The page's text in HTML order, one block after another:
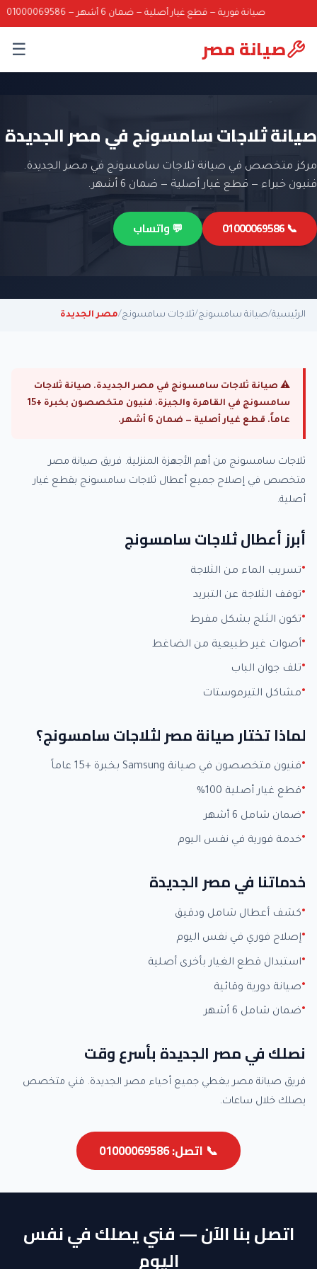
صيانة فورية — قطع غيار أصلية — ضمان 6 أشهر — 01000069586
صيانة مصر ☰
صيانة ثلاجات سامسونج في مصر الجديدة
مركز متخصص في صيانة ثلاجات سامسونج في مصر الجديدة.
فنيون خبراء — قطع غيار أصلية — ضمان 6 أشهر.
📞 01000069586 💬 واتساب
الرئيسية/صيانة سامسونج/ثلاجات سامسونج/مصر الجديدة
⚠ صيانة ثلاجات سامسونج في مصر الجديدة. صيانة ثلاجات
سامسونج في القاهرة والجيزة. فنيون متخصصون بخبرة +15
عاماً. قطع غيار أصلية — ضمان 6 أشهر.
ثلاجات سامسونج من أهم الأجهزة المنزلية. فريق صيانة مصر
متخصص في إصلاح جميع أعطال ثلاجات سامسونج بقطع غيار
أصلية.
أبرز أعطال ثلاجات سامسونج
تسريب الماء من الثلاجة
توقف الثلاجة عن التبريد
تكون الثلج بشكل مفرط
أصوات غير طبيعية من الضاغط
تلف جوان الباب
مشاكل التيرموستات
لماذا تختار صيانة مصر لثلاجات سامسونج؟
فنيون متخصصون في صيانة Samsung بخبرة +15 عاماً
قطع غيار أصلية 100%
ضمان شامل 6 أشهر
خدمة فورية في نفس اليوم
خدماتنا في مصر الجديدة
كشف أعطال شامل ودقيق
إصلاح فوري في نفس اليوم
استبدال قطع الغيار بأخرى أصلية
صيانة دورية وقائية
ضمان شامل 6 أشهر
نصلك في مصر الجديدة بأسرع وقت
فريق صيانة مصر يغطي جميع أحياء مصر الجديدة. فني متخصص
يصلك خلال ساعات.
📞 اتصل: 01000069586
اتصل بنا الآن — فني يصلك في نفس
اليوم